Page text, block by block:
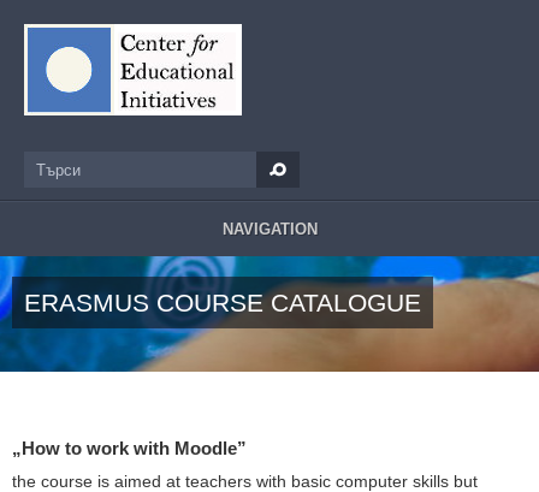
Търси
NAVIGATION
ERASMUS COURSE CATALOGUE
„How to work with Moodle”
the course is aimed at teachers with basic computer skills but